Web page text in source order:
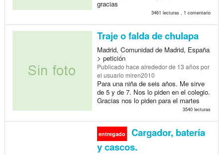
gracias
3461 lecturas , 1 comentario
Traje o falda de chulapa
Madrid, Comunidad de Madrid, España
> petición
Publicado hace alrededor de 13 añospor
el usuario miren2010
Para una niña de seis años. Me sirve
de 5 y de 7. Nos lo piden en el colegio.
Gracias nos lo piden para el martes
3540 lecturas
entregado
Cargador, batería
y cascos.